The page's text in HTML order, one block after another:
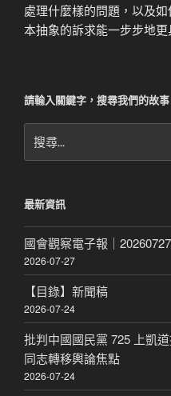
處理什麼樣的問題，以及
本抽象的訴求能一步步地
請輸入關鍵字，搜尋我們的故事
尋
字:
最新資訊
國會觀察電子報｜
2026-07-27
【目錄】新聞稿
2026-07-24
批判中國國民黨 725 上凱
同志轉移輿論焦點
2026-07-24